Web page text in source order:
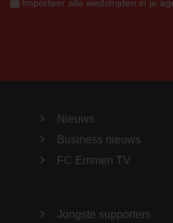
Importeer alle wedstrijden in je
Nieuws
Business nieuws
FC Emmen TV
Jongste supporters